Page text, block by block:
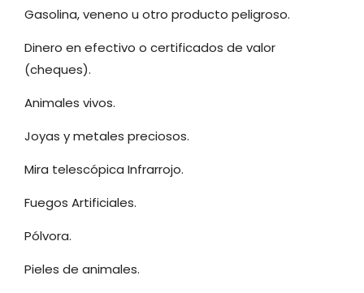
Gasolina, veneno u otro producto peligroso.
Dinero en efectivo o certificados de valor
(cheques).
Animales vivos.
Joyas y metales preciosos.
Mira telescópica Infrarrojo.
Fuegos Artificiales.
Pólvora.
Pieles de animales.